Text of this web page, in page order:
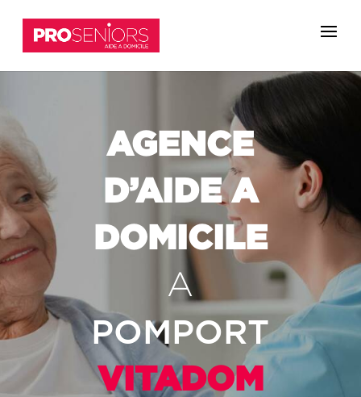
AGENCE
D’AIDE A
DOMICILE
A
POMPORT
VITADOM